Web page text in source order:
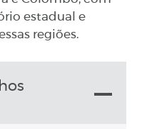
estadual e
regiões.